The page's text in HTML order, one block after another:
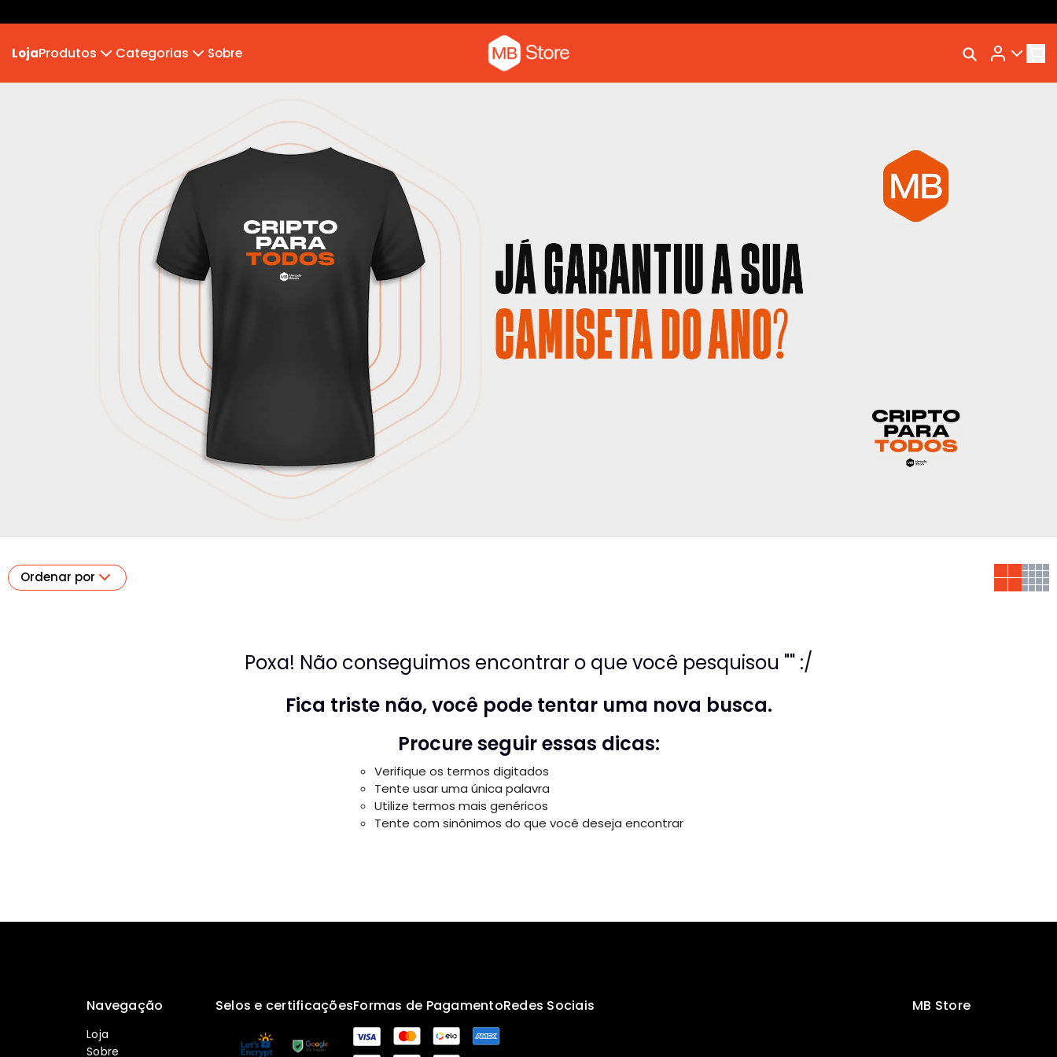
LojaProdutos
Suéter Moletom
Categorias Sobre
Avaliar Meu Pedido
Ordenar por
Poxa! Não conseguimos encontrar o que você pesquisou "" :/
Fica triste não, você pode tentar uma nova busca.
Procure seguir essas dicas:
Verifique os termos digitados
Tente usar uma única palavra
Utilize termos mais genéricos
Tente com sinônimos do que você deseja encontrar
Navegação
Loja
Sobre
Selos e certificaçõesFormas de PagamentoRedes Sociais MB Store